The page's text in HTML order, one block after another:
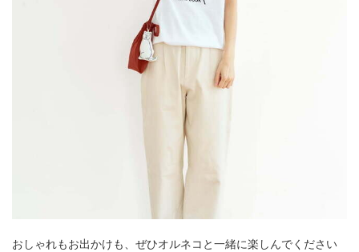
おしゃれもお出かけも、ぜひオルネコと一緒に楽しんでください